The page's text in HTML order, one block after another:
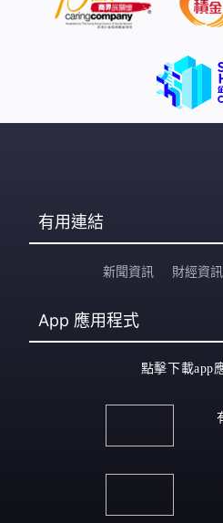
有用連結
新聞資訊 財經資訊
App 應用程式
點擊下載app